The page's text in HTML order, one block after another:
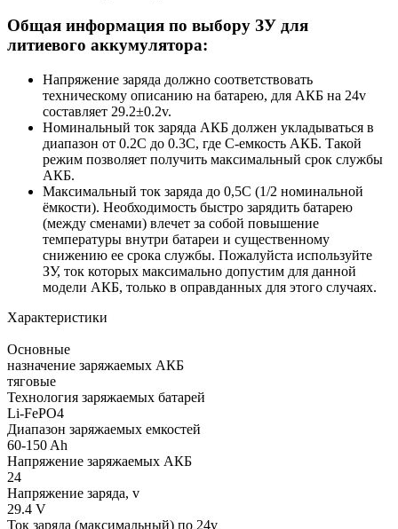
Общая информация по выбору ЗУ для
литиевого аккумулятора:
Напряжение заряда должно соответствовать
техническому описанию на батарею, для АКБ на 24v
составляет 29.2±0.2v.
Номинальный ток заряда АКБ должен укладываться в
диапазон от 0.2С до 0.3С, где С-емкость АКБ. Такой
режим позволяет получить максимальный срок службы
АКБ.
Максимальный ток заряда до 0,5С (1/2 номинальной
ёмкости). Необходимость быстро зарядить батарею
(между сменами) влечет за собой повышение
температуры внутри батареи и существенному
снижению ее срока службы. Пожалуйста используйте
ЗУ, ток которых максимально допустим для данной
модели АКБ, только в оправданных для этого случаях.
Характеристики
Основные
назначение заряжаемых АКБ
тяговые
Технология заряжаемых батарей
Li-FePO4
Диапазон заряжаемых емкостей
60-150 Ah
Напряжение заряжаемых АКБ
24
Напряжение заряда, v
29.4 V
Ток заряда (максимальный) по 24v